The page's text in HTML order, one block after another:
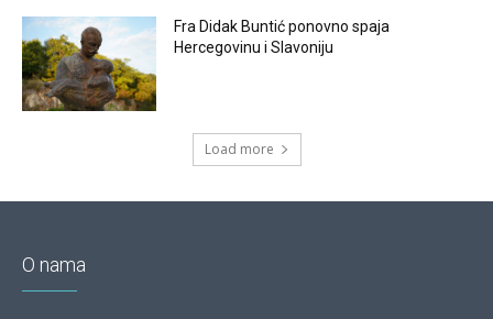
Fra Didak Buntić ponovno spaja
Hercegovinu i Slavoniju
Load more
O nama